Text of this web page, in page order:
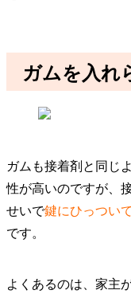
ガムを入れ
ガムも接着剤と同じ
性が高いのですが、
せいで鍵にひっつい
です。
よくあるのは、家主